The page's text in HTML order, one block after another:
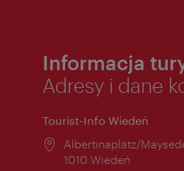
Informacja
Adresy i dane
Tourist-Info Wiedeń
Miejsce:
Albertinaplatz/
1010 Wiedeń